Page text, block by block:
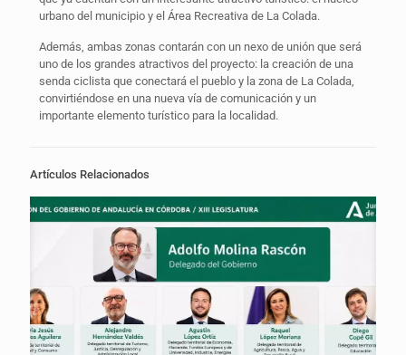
urbano del municipio y el Área Recreativa de La Colada.
Además, ambas zonas contarán con un nexo de unión que será
uno de los grandes atractivos del proyecto: la creación de una
senda ciclista que conectará el pueblo y la zona de La Colada,
convirtiéndose en una nueva vía de comunicación y un
importante elemento turístico para la localidad.
Artículos Relacionados